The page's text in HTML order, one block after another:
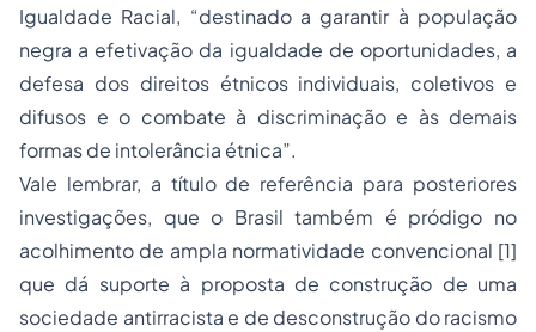
Igualdade Racial, “destinado a garantir à população
negra a efetivação da igualdade de oportunidades, a
defesa dos direitos étnicos individuais, coletivos e
difusos e o combate à discriminação e às demais
formas de intolerância étnica”.
Vale lembrar, a título de referência para posteriores
investigações, que o Brasil também é pródigo no
acolhimento de ampla normatividade convencional [1]
que dá suporte à proposta de construção de uma
sociedade antirracista e de desconstrução do racismo